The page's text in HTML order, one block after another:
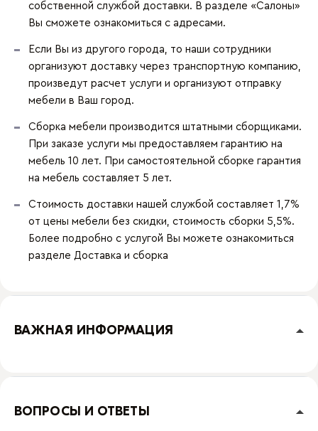
собственной службой доставки. В разделе «Салоны»
Вы сможете ознакомиться с адресами.
Если Вы из другого города, то наши сотрудники
организуют доставку через транспортную компанию,
произведут расчет услуги и организуют отправку
мебели в Ваш город.
Сборка мебели производится штатными сборщиками.
При заказе услуги мы предоставляем гарантию на
мебель 10 лет. При самостоятельной сборке гарантия
на мебель составляет 5 лет.
Стоимость доставки нашей службой составляет 1,7%
от цены мебели без скидки, стоимость сборки 5,5%.
Более подробно с услугой Вы можете ознакомиться
разделе Доставка и сборка
ВАЖНАЯ ИНФОРМАЦИЯ
ВОПРОСЫ И ОТВЕТЫ